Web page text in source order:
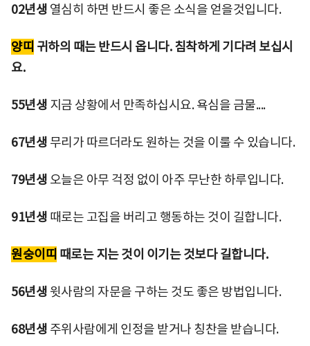
02년생 열심히 하면 반드시 좋은 소식을 얻을것입니다.
양띠 귀하의 때는 반드시 옵니다. 침착하게 기다려 보십시
요.
55년생 지금 상황에서 만족하십시요. 욕심을 금물....
67년생 무리가 따르더라도 원하는 것을 이룰 수 있습니다.
79년생 오늘은 아무 걱정 없이 아주 무난한 하루입니다.
91년생 때로는 고집을 버리고 행동하는 것이 길합니다.
원숭이띠 때로는 지는 것이 이기는 것보다 길합니다.
56년생 윗사람의 자문을 구하는 것도 좋은 방법입니다.
68년생 주위사람에게 인정을 받거나 칭찬을 받습니다.